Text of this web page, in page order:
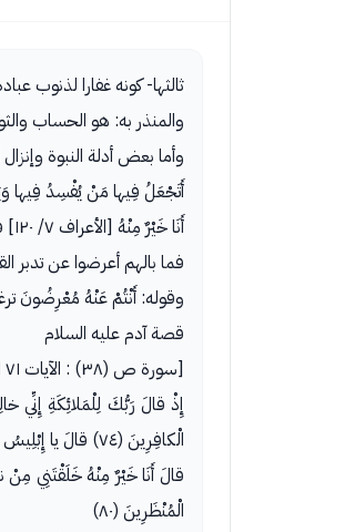
ثالثها- كونه غفارا لذنوب
والمنذر به: هو الحساب
وأما بعض أدلة النبوة
أَتَجْعَلُ فِيها مَنْ يُفْسِدُ فِيها وَيَسْفِكُ
أَنَا خَيْرٌ مِنْهُ [الأعراف ٧/ ١٢٠] فهذا البيان من محمد ص عن قصة آدم وغيره من الغيبيات لا يتصور إلا بتأييد إلهي، وحينئذ قامت المعجزة على صدقه.
فما بالهم أعرضوا عن تدبر
وقوله: أَنْتُمْ عَنْهُ مُعْرِضُونَ
قصة آدم عليه السلام
[سورة ص (٣٨) : الآيات ٧١ الى ٨٥]
الْكافِرِينَ (٧٤) قالَ يا إِبْلِيسُ ما مَنَعَكَ أَنْ تَسْجُدَ لِما خَلَقْتُ بِيَدَيَّ أَسْتَكْبَرْتَ أَمْ كُنْتَ مِنَ الْعالِينَ (٧٥)
الْمُنْظَرِينَ (٨٠)